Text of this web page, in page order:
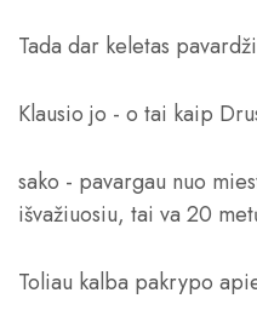
Tada dar keletas
Klausio jo - o tai kaip
sako - pavargau nuo
išvažiuosiu, tai va 20
Toliau kalba pakrypo